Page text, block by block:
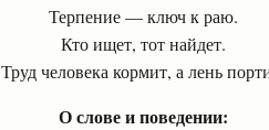
Терпение — ключ к раю.
Кто ищет, тот найдет.
Труд человека кормит, а лень
О слове и поведении: